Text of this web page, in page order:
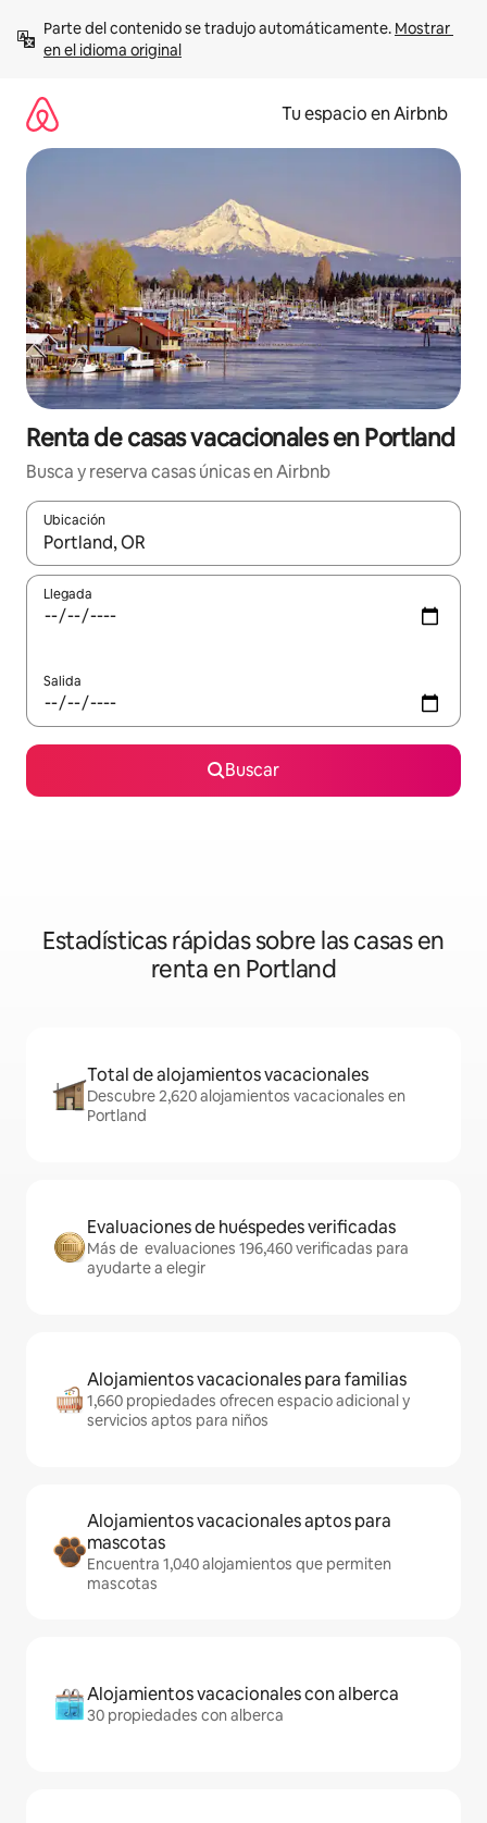
contenido
Parte del contenido se tradujo automáticamente. Mostrar
en el idioma original
Tu espacio en Airbnb
Renta de casas vacacionales en Portland
Busca y reserva casas únicas en Airbnb
Ubicación
Cuando los resultados estén disponibles, podrás navegar
Llegada
Salida
Buscar
Estadísticas rápidas sobre las casas en
renta en Portland
Total de alojamientos vacacionales
Descubre 2,620 alojamientos vacacionales en
Portland
Evaluaciones de huéspedes verificadas
Más de evaluaciones 196,460 verificadas para
ayudarte a elegir
Alojamientos vacacionales para familias
1,660 propiedades ofrecen espacio adicional y
servicios aptos para niños
Alojamientos vacacionales aptos para
mascotas
Encuentra 1,040 alojamientos que permiten
mascotas
Alojamientos vacacionales con alberca
30 propiedades con alberca